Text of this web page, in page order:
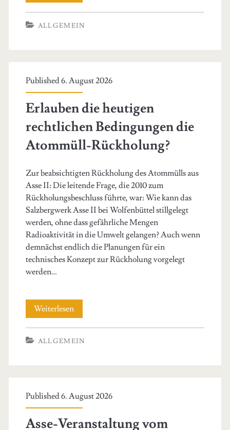
des
Asse
zum
Rückholungsplan
ALLGEMEIN
Published 6. August 2026
Erlauben die heutigen
rechtlichen Bedingungen die
Atommüll-Rückholung?
Zur beabsichtigten Rückholung des Atommülls aus
Asse II: Die leitende Frage, die 2010 zum
Rückholungsbeschluss führte, war: Wie kann das
Salzbergwerk Asse II bei Wolfenbüttel stillgelegt
werden, ohne dass gefährliche Mengen
Radioaktivität in die Umwelt gelangen? Auch wenn
demnächst endlich die Planungen für ein
technisches Konzept zur Rückholung vorgelegt
werden…
WeiterlesenErlauben
die
heutigen
die
Atommüll-
ALLGEMEIN
Published 6. August 2026
Asse-Veranstaltung vom